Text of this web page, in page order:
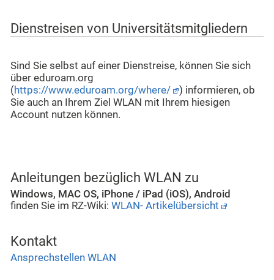
Dienstreisen von Universitätsmitgliedern
Sind Sie selbst auf einer Dienstreise, können Sie sich
über eduroam.org
(https://www.eduroam.org/where/
) informieren, ob
Sie auch an Ihrem Ziel WLAN mit Ihrem hiesigen
Account nutzen können.
Anleitungen bezüglich WLAN zu
Windows, MAC OS, iPhone / iPad (iOS), Android
finden Sie im RZ-Wiki: WLAN- Artikelübersicht
Kontakt
Ansprechstellen WLAN